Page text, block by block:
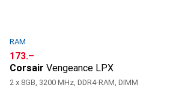
RAM
CHF
173.–
Corsair Vengeance LPX
2 x 8GB, 3200 MHz, DDR4-RAM, DIMM